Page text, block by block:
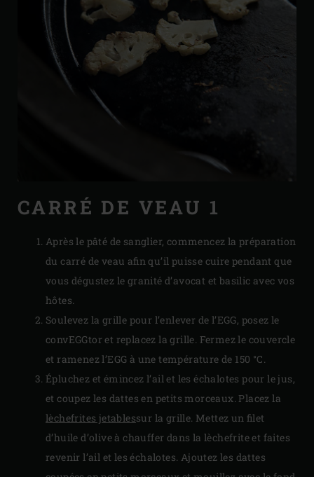
CARRÉ DE VEAU 1
Après le pâté de sanglier, commencez la préparation
du carré de veau afin qu’il puisse cuire pendant que
vous dégustez le granité d’avocat et basilic avec vos
hôtes.
Soulevez la grille pour l’enlever de l’EGG, posez le
convEGGtor et replacez la grille. Fermez le couvercle
et ramenez l’EGG à une température de 150 °C.
Épluchez et émincez l’ail et les échalotes pour le jus,
et coupez les dattes en petits morceaux. Placez la
lèchefrites jetablessur la grille. Mettez un filet
d’huile d’olive à chauffer dans la lèchefrite et faites
revenir l’ail et les échalotes. Ajoutez les dattes